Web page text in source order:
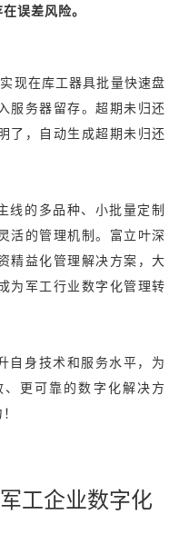
误差风险。
现在库工器具批量快速盘
服务器留存。超期未归还
了，自动生成超期未归还
线的多品种、小批量定制
活的管理机制。富立叶深
精益化管理解决方案，大
为军工行业数字化管理转
自身技术和服务水平，为
更可靠的数字化解决方
工企业数字化